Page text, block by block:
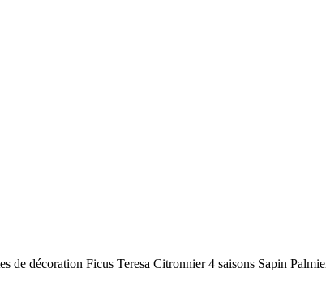
de décoration Ficus Teresa Citronnier 4 saisons Sapin